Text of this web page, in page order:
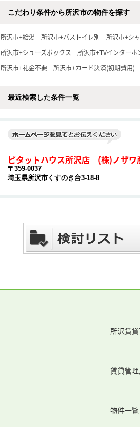
こだわり条件から所沢市の物件を探す
所沢市+給湯 所沢市+バストイレ別 所沢市+シ
所沢市+シューズボックス
所沢市+TVインターホ
所沢市+礼金不要
所沢市+カード決済(初期費用)
最近検索した条件一覧
ピタットハウス所沢店 (株)ノザワ
〒359-0037
埼玉県所沢市くすのき台3-18-8
所沢賃
賃貸管
物件一覧